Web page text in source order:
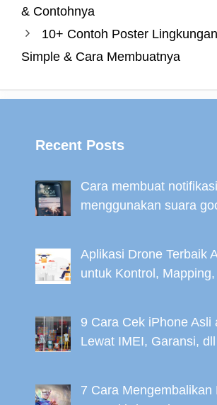
t
& Contohnya
10+ Contoh Poster
Simple & Cara Membuatnya
Recent Posts
Cara membuat
menggunakan suara
Aplikasi Drone Terbaik
untuk Kontrol,
9 Cara Cek iPhone Asli
Lewat IMEI, Garansi, dll
7 Cara Mengembalikan